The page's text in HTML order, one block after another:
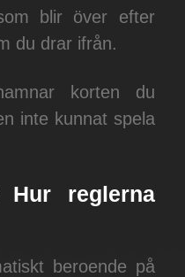
blir över efter
du drar ifrån.
korten du
inte kunnat spela
Hur reglerna
beroende på